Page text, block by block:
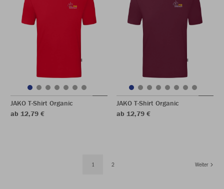
JAKO T-Shirt Organic
ab 12,79 €
JAKO T-Shirt Organic
ab 12,79 €
1 2 Weiter